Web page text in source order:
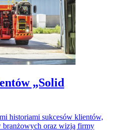
„Solid
historiami sukcesów klientów,
branżowych oraz wizją firmy